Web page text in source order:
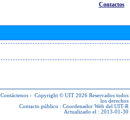
Contactos
Contáctenos - Copyright © UIT 2026 Reservados todos
los derechos
Contacto público : Coordenador Web del UIT-R
Actualizado el : 2013-01-30